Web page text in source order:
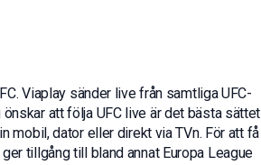
Viaplay sänder live från samtliga UFC-
att följa UFC live är det bästa sättet
mobil, dator eller direkt via TVn. För att få
tillgång till bland annat Europa League